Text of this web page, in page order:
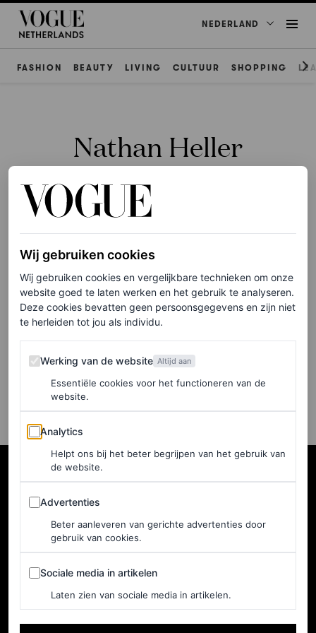
NEDERLAND
FASHION BEAUTY LIVING CULTUUR SHOPPING
Nathan Heller
LEADERS
Hoe is het om je debuut te
maken bij Chanel? Vier
maanden uit het leven van
Matthieu Blazy
NATHAN HELLER
Home
Wij gebruiken cookies
Wij gebruiken cookies en vergelijkbare technieken om onze
website goed te laten werken en het gebruik te analyseren.
Deze cookies bevatten geen persoonsgegevens en zijn niet
te herleiden tot jou als individu.
Werking van de website
Werking van de website Altijd aan
Essentiële cookies voor het functioneren van de
website.
Analytics
Analytics
Helpt ons bij het beter begrijpen van het gebruik van
de website.
Advertenties
Advertenties
Beter aanleveren van gerichte advertenties door
gebruik van cookies.
Sociale media in artikelen
Sociale media in artikelen
Laten zien van sociale media in artikelen.